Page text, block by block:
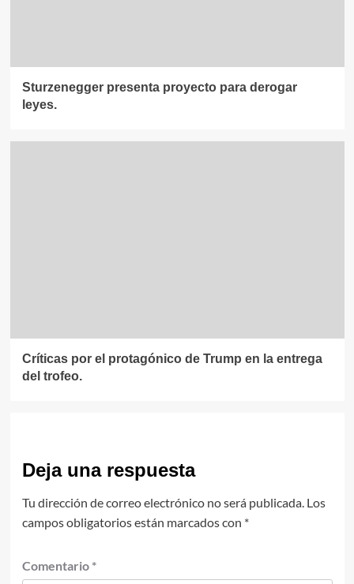
Sturzenegger presenta proyecto para derogar
leyes.
Críticas por el protagónico de Trump en la entrega
del trofeo.
Deja una respuesta
Tu dirección de correo electrónico no será publicada. Los
campos obligatorios están marcados con *
Comentario *